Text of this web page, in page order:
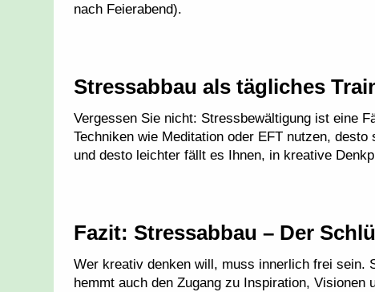
nach Feierabend).
Stressabbau als tägliches
Vergessen Sie nicht: Stressbewältigung ist eine
Techniken wie Meditation oder EFT nutzen,
und desto leichter fällt es Ihnen, in kreative
Fazit: Stressabbau – Der
Wer kreativ denken will, muss innerlich frei sein.
hemmt auch den Zugang zu Inspiration, Visionen